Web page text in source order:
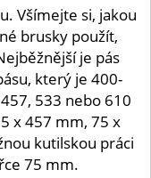
Všímejte si, jakou
brusky použít,
je pás
který je 400-
533 nebo 610
x 457 mm, 75 x
kutilskou práci
75 mm.